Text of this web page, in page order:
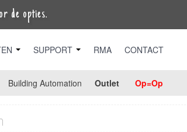
de opties.
SUPPORT RMA CONTACT
Building Automation Outlet Op=Op